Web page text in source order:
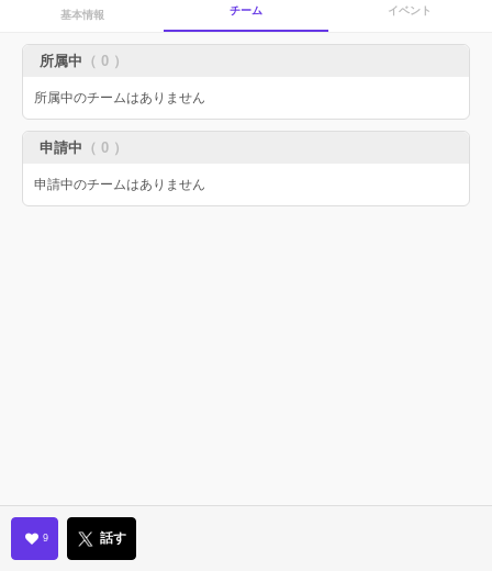
基本情報 チーム イベント
所属中 （ 0 ）
所属中のチームはありません
申請中 （ 0 ）
申請中のチームはありません
9 話す